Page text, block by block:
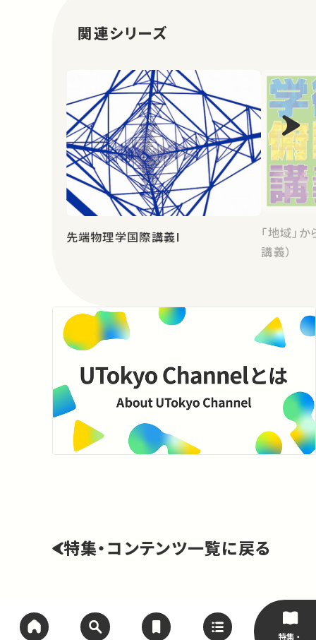
特集・
関連シリーズ
先端物理学国際講義I
「地域」
講義）
特集・コンテンツ一覧に戻る